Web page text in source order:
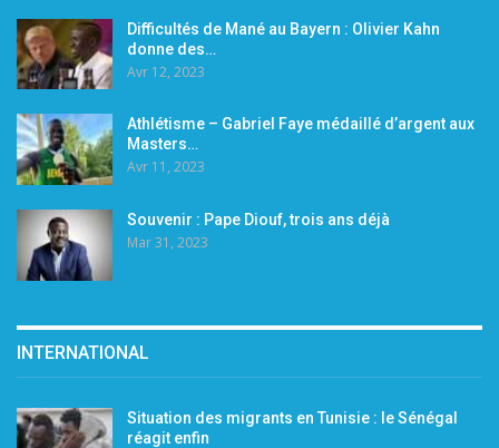
Difficultés de Mané au Bayern : Olivier Kahn
donne des…
Avr 12, 2023
Athlétisme – Gabriel Faye médaillé d’argent aux
Masters…
Avr 11, 2023
Souvenir : Pape Diouf, trois ans déjà
Mar 31, 2023
INTERNATIONAL
Situation des migrants en Tunisie : le Sénégal
réagit enfin